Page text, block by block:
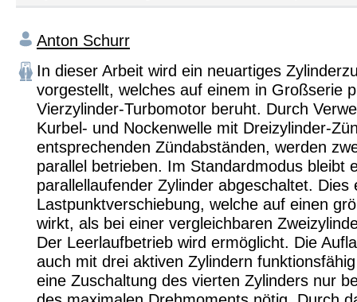
Anton Schurr
In dieser Arbeit wird ein neuartiges
vorgestellt, welches auf einem in Großserie
Vierzylinder-Turbomotor beruht. Durch
Kurbel- und Nockenwelle mit Dreizylinder-
entsprechenden Zündabständen, werden
parallel betrieben. Im Standardmodus bleibt
parallellaufender Zylinder abgeschaltet. Dies
Lastpunktverschiebung, welche auf einen
wirkt, als bei einer vergleichbaren
Der Leerlaufbetrieb wird ermöglicht. Die
auch mit drei aktiven Zylindern
eine Zuschaltung des vierten Zylinders nur